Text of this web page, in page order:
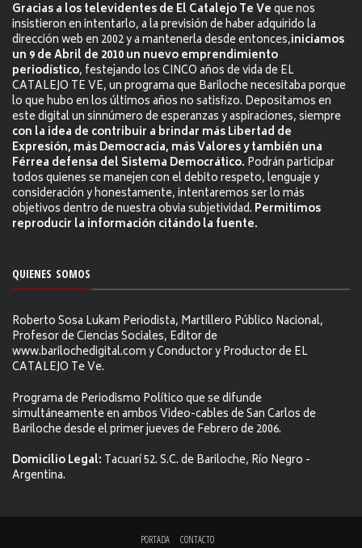
Gracias a los televidentes de El Catalejo Te Veque nos
insistieron en intentarlo, a la previsión de haber adquirido la
dirección web en 2002 y a mantenerla desde entonces,iniciamos
un 9 de Abril de 2010 un nuevo emprendimiento
periodístico, festejando los CINCO años de vida de EL
CATALEJO TE VE, un programa que Bariloche necesitaba porque
lo que hubo en los últimos años no satisfizo. Depositamos en
este digital un sinnúmero de esperanzas y aspiraciones, siempre
con la idea de contribuir a brindar más Libertad de
Expresión, más Democracia, más Valores y también una
Férrea defensa del Sistema Democrático. Podrán participar
todos quienes se manejen con el debito respeto, lenguaje y
consideración y honestamente, intentaremos ser lo más
objetivos dentro de nuestra obvia subjetividad. Permitimos
reproducir la información citándo la fuente.
QUIENES SOMOS
Roberto Sosa Lukam Periodista, Martillero Público Nacional,
Profesor de Ciencias Sociales, Editor de
www.barilochedigital.com y Conductor y Productor de EL
CATALEJO Te Ve.
Programa de Periodismo Político que se difunde
simultáneamente en ambos Video-cables de San Carlos de
Bariloche desde el primer jueves de Febrero de 2006.
Domicilio Legal: Tacuarí 52. S.C. de Bariloche, Río Negro -
Argentina.
PORTADA CONTACTO